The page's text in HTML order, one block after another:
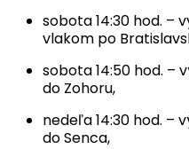
sobota 14:30 hod. –
vlakom po
sobota 14:50 hod. –
do Zohoru,
nedeľa 14:30 hod. –
do Senca,